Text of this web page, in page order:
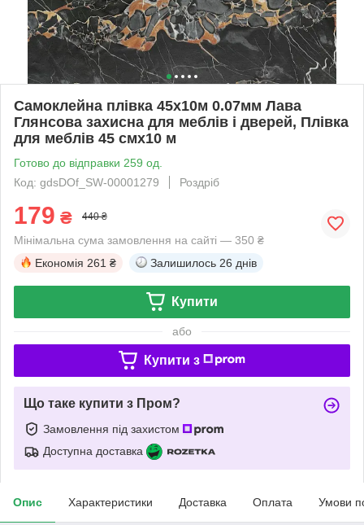
Самоклейна плівка 45х10м 0.07мм Лава
Глянсова захисна для меблів і дверей, Плівка
для меблів 45 смх10 м
Готово до відправки 259 од.
Код: gdsDOf_SW-00001279
Роздріб
179 ₴ 440 ₴
Мінімальна сума замовлення на сайті — 350 ₴
Економія 261 ₴ Залишилось 26 днів
Купити
або
Купити з
Що таке купити з Пром?
Замовлення під захистом
Доступна доставка
Опис Характеристики Доставка Оплата Умови